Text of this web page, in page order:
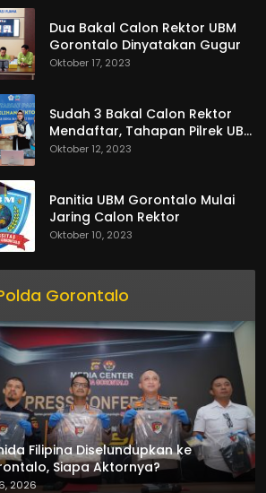
Dua Bakal Calon Rektor UBM
Gorontalo Dinyatakan Gugur
Oktober 17, 2023
Sudah 3 Bakal Calon Rektor
Mendaftar, Tahapan Pilrek UBM
Gorontalo Makin Seru
Oktober 12, 2023
Panitia UBM Gorontalo Mulai
Jaring Calon Rektor
Oktober 10, 2023
Gorontalo
Filipina Diselundupkan ke
Siapa Aktornya?
2026